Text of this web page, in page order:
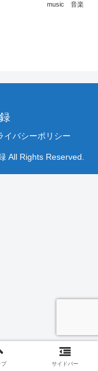
music
音楽
イバシーポリシー
All Rights Reserved.
プ サイドバー